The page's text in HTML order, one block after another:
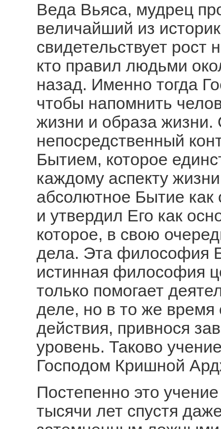
Веда Вьяса, мудрец
величайший из
свидетельствует рост
кто правил людьми
назад. Именно тогда
чтобы напомнить
жизни и образа жизни.
непосредственный
Бытием, которое
каждому аспекту
абсолютное Бытие
и утвердил Его как
которое, в свою
дела. Эта философия
истинная философия
только помогает
деле, но в то же время
действия, привнося
уровень. Таково
Господом Кришной
Постепенно это
тысячи лет спустя